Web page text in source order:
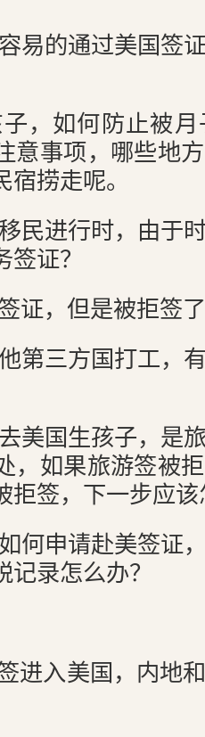
易的通过美国签
，如何防止被
意事项，哪些地
捞走呢。
民进行时，由于
证？
证，但是被拒签
第三方国打工，
美国生孩子，是
，如果旅游签被
拒签，下一步应
何申请赴美签证
录怎么办？
进入美国，内地